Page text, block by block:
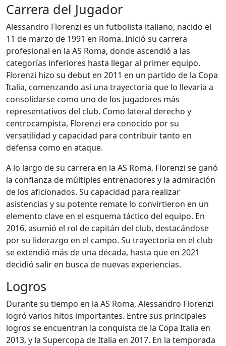
Carrera del Jugador
Alessandro Florenzi es un futbolista italiano, nacido el
11 de marzo de 1991 en Roma. Inició su carrera
profesional en la AS Roma, donde ascendió a las
categorías inferiores hasta llegar al primer equipo.
Florenzi hizo su debut en 2011 en un partido de la Copa
Italia, comenzando así una trayectoria que lo llevaría a
consolidarse como uno de los jugadores más
representativos del club. Como lateral derecho y
centrocampista, Florenzi era conocido por su
versatilidad y capacidad para contribuir tanto en
defensa como en ataque.
A lo largo de su carrera en la AS Roma, Florenzi se ganó
la confianza de múltiples entrenadores y la admiración
de los aficionados. Su capacidad para realizar
asistencias y su potente remate lo convirtieron en un
elemento clave en el esquema táctico del equipo. En
2016, asumió el rol de capitán del club, destacándose
por su liderazgo en el campo. Su trayectoria en el club
se extendió más de una década, hasta que en 2021
decidió salir en busca de nuevas experiencias.
Logros
Durante su tiempo en la AS Roma, Alessandro Florenzi
logró varios hitos importantes. Entre sus principales
logros se encuentran la conquista de la Copa Italia en
2013, y la Supercopa de Italia en 2017. En la temporada